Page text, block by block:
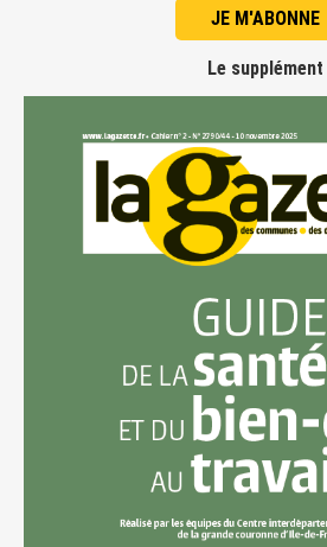
JE M'ABONNE
Le supplément